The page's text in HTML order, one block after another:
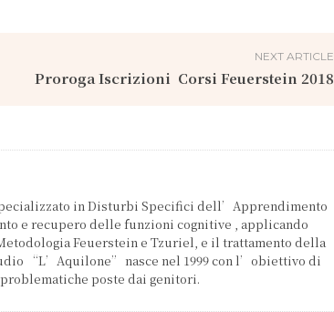
NEXT ARTICLE
Proroga Iscrizioni Corsi Feuerstein 2018
in Disturbi Specifici dell’Apprendimento
e recupero delle funzioni cognitive , applicando
Feuerstein e Tzuriel, e il trattamento della
“L’Aquilone” nasce nel 1999 con l’obiettivo di
poste dai genitori.